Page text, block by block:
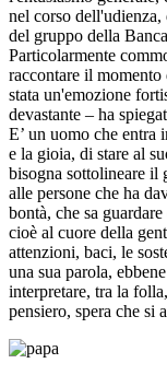
nel corso
del gruppo della
Particolarmente
raccontare il
stata un'emozione
devastante – ha
E’ un uomo che entra
e la gioia, di stare al
bisogna sottolineare il
alle persone che ha
bontà, che sa
cioè al cuore della
attenzioni, baci, le
una sua parola,
interpretare, tra la
pensiero, spera che si